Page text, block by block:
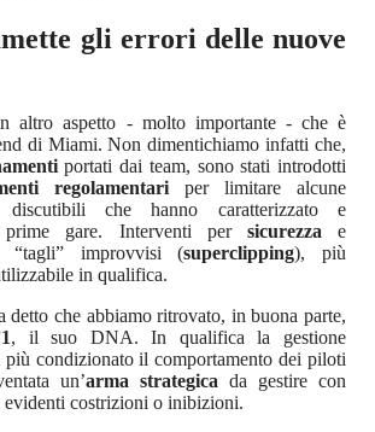
gli errori delle nuove
altro aspetto - molto importante - che è
di Miami. Non dimentichiamo infatti che,
portati dai team, sono stati introdotti
regolamentari per limitare alcune
discutibili che hanno caratterizzato e
prime gare. Interventi per sicurezzae
“tagli” improvvisi (superclipping), più
in qualifica.
detto che abbiamo ritrovato, in buona parte,
, il suo DNA. In qualifica la gestione
più condizionato il comportamento dei piloti
un’arma strategica da gestire con
evidenti costrizioni o inibizioni.